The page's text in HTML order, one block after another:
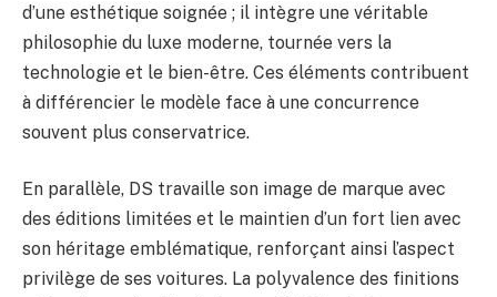
d’une esthétique soignée ; il intègre une véritable
philosophie du luxe moderne, tournée vers la
technologie et le bien-être. Ces éléments contribuent
à différencier le modèle face à une concurrence
souvent plus conservatrice.
En parallèle, DS travaille son image de marque avec
des éditions limitées et le maintien d’un fort lien avec
son héritage emblématique, renforçant ainsi l’aspect
privilège de ses voitures. La polyvalence des finitions